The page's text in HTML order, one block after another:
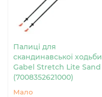
Палиці для
скандинавської ходьби
Gabel Stretch Lite Sand
(7008352621000)
Мало